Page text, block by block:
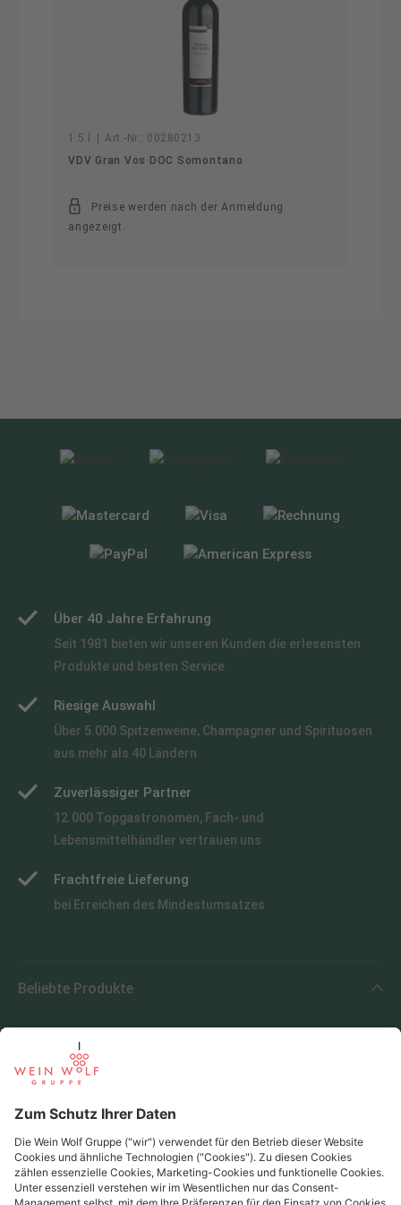
1.5 l Art.-Nr.: 00280213
VDV Gran Vos DOC Somontano
Preise werden nach der Anmeldung
angezeigt.
Über 40 Jahre Erfahrung
Seit 1981 bieten wir unseren Kunden die erlesensten
Produkte und besten Service
Riesige Auswahl
Über 5.000 Spitzenweine, Champagner und Spirituosen
aus mehr als 40 Ländern
Zuverlässiger Partner
12.000 Topgastronomen, Fach- und
Lebensmittelhändler vertrauen uns
Frachtfreie Lieferung
bei Erreichen des Mindestumsatzes
Beliebte Produkte
Beliebte Regionen
Beliebte Produzenten
Wein Wolf